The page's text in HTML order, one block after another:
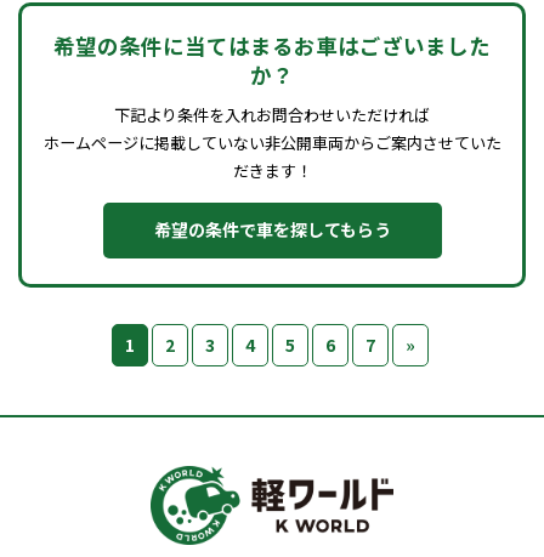
希望の条件に当てはまるお車はございました
か？
下記より条件を入れお問合わせいただければ
ホームページに掲載していない非公開車両からご案内させていた
だきます！
希望の条件で車を探してもらう
1 2 3 4 5 6 7 »